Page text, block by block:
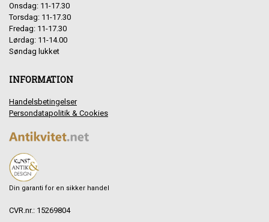
Onsdag: 11-17.30
Torsdag: 11-17.30
Fredag: 11-17.30
Lørdag: 11-14.00
Søndag lukket
INFORMATION
Handelsbetingelser
Persondatapolitik & Cookies
Din garanti for en sikker handel
CVR.nr.: 15269804